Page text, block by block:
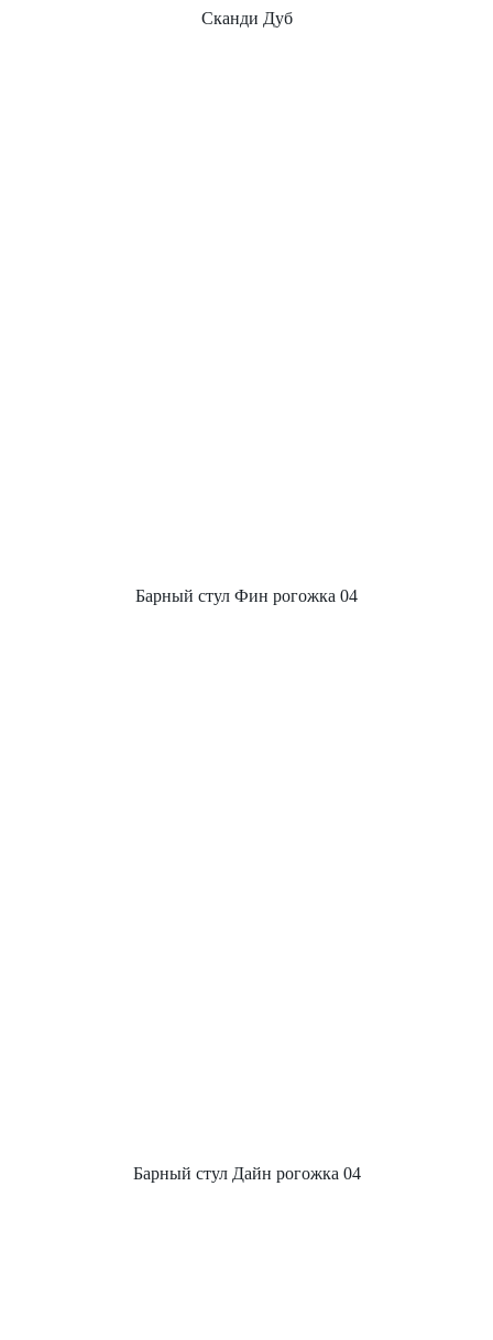
Сканди Дуб
Барный стул Фин рогожка 04
Барный стул Дайн рогожка 04